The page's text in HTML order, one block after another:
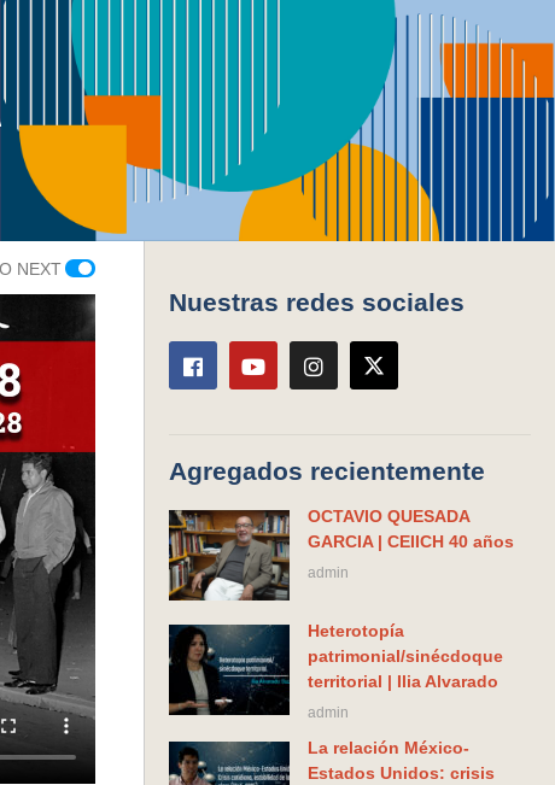
Series
NEXT
Nuestras redes sociales
Agregados recientemente
OCTAVIO QUESADA
GARCIA | CEIICH 40 años
admin
Heterotopía
patrimonial/sinécdoque
territorial | Ilia Alvarado
admin
La relación México-
Estados Unidos: crisis